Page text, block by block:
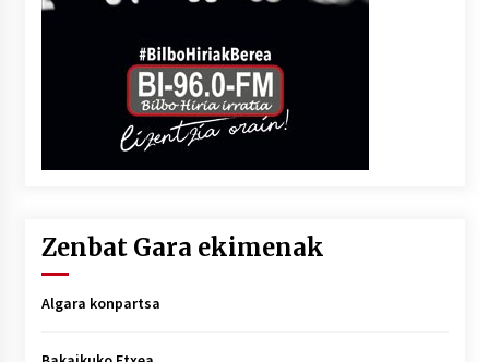
Zenbat Gara ekimenak
Algara konpartsa